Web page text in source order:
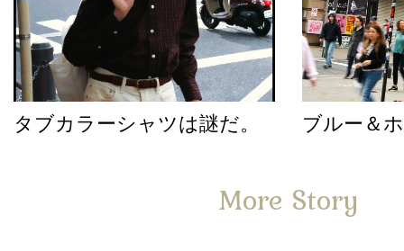
タブカラーシャツは謎だ。 ブルー＆
More Story